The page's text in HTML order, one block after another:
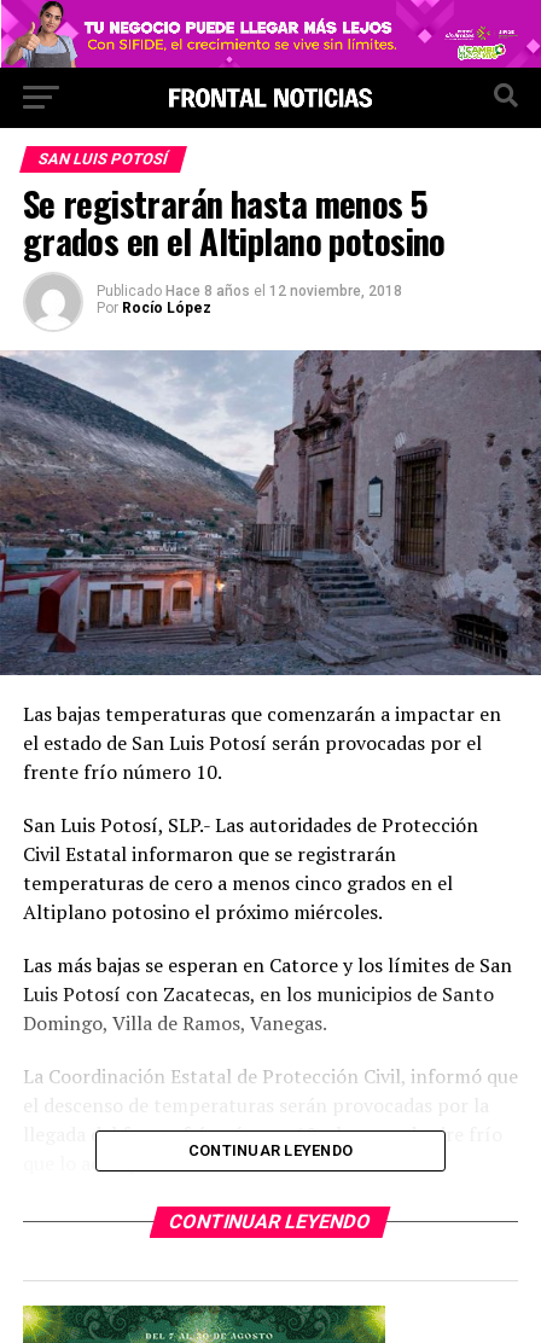
SAN LUIS POTOSÍ
Se registrarán hasta menos 5
grados en el Altiplano potosino
Publicado Hace 8 años el 12 noviembre, 2018
Por Rocío López
Las bajas temperaturas que comenzarán a impactar en
el estado de San Luis Potosí serán provocadas por el
frente frío número 10.
San Luis Potosí, SLP.- Las autoridades de Protección
Civil Estatal informaron que se registrarán
temperaturas de cero a menos cinco grados en el
Altiplano potosino el próximo miércoles.
Las más bajas se esperan en Catorce y los límites de San
Luis Potosí con Zacatecas, en los municipios de Santo
Domingo, Villa de Ramos, Vanegas.
La Coordinación Estatal de Protección Civil, informó que
el descenso de temperaturas serán provocadas por la
llegada del frente frío número 10 y la masa de aire frío
que lo acompaña.
TEMAS RELACIONADOS
Debe desaparecer la figura de los súper-delegados,
afirma Ricardo Gallardo Cardona
CONTINUAR LEYENDO
CONTINUAR LEYENDO